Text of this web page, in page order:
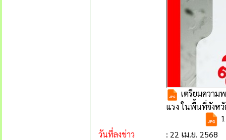
เตรียมความ
แรง ในพื้นที่จังห
1
วันที่ลงข่าว
: 22 เม.ย. 2568